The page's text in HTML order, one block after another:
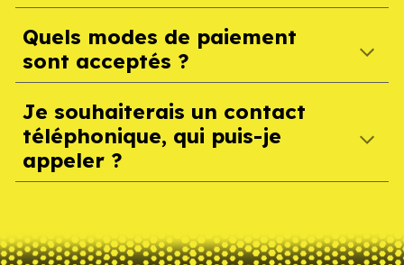
Quels modes de paiement
sont acceptés ?
Je souhaiterais un contact
téléphonique, qui puis-je
appeler ?